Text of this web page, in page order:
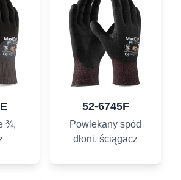
¾,
52-6745F
Powlekany spód
dłoni, ściągacz